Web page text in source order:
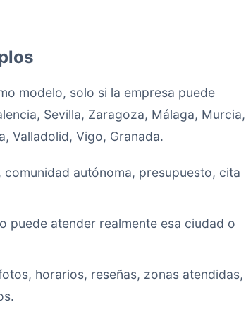
modelo, solo si la empresa puede
Sevilla, Zaragoza, Málaga, Murcia,
Valladolid, Vigo, Granada.
autónoma, presupuesto, cita
puede atender realmente esa ciudad o
horarios, reseñas, zonas atendidas,